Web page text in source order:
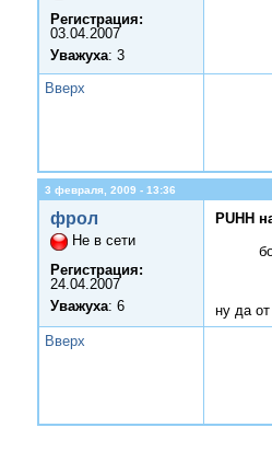
Регистрация:
03.04.2007
Уважуха: 3
Вверх
3 февраля, 2009 - 13:36
фрол
Не в сети
Регистрация:
24.04.2007
Уважуха: 6
PUHH
ну да
Вверх